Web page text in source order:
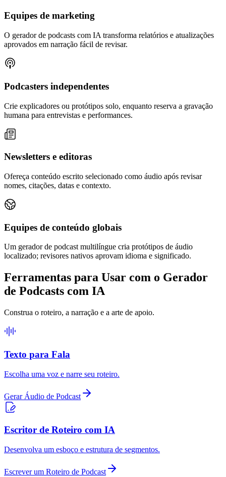
Equipes de marketing
O gerador de podcasts com IA transforma relatórios e atualizações
aprovados em narração fácil de revisar.
Podcasters independentes
Crie explicadores ou protótipos solo, enquanto reserva a gravação
humana para entrevistas e performances.
Newsletters e editoras
Ofereça conteúdo escrito selecionado como áudio após revisar
nomes, citações, datas e contexto.
Equipes de conteúdo globais
Um gerador de podcast multilíngue cria protótipos de áudio
localizado; revisores nativos aprovam idioma e significado.
Ferramentas para Usar com o Gerador
de Podcasts com IA
Construa o roteiro, a narração e a arte de apoio.
Texto para Fala
Escolha uma voz e narre seu roteiro.
Gerar Áudio de Podcast
Escritor de Roteiro com IA
Desenvolva um esboço e estrutura de segmentos.
Escrever um Roteiro de Podcast